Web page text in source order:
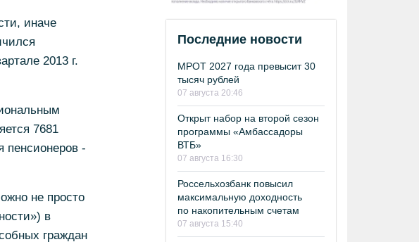
иначе
2013 г.
7681
пенсионеров -
не просто
в
граждан
Последние новости
МРОТ 2027 года превысит 30
тысяч рублей
07 августа 20:46
Открыт набор на второй сезон
программы «Амбассадоры
ВТБ»
07 августа 16:30
Россельхозбанк повысил
максимальную доходность
по накопительным счетам
07 августа 15:40